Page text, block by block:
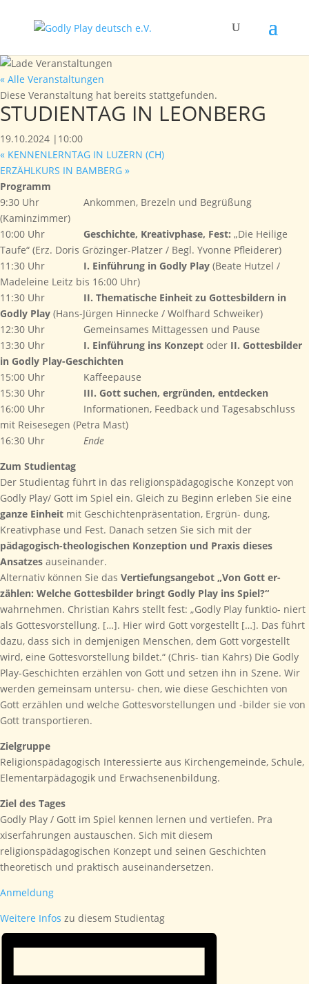
« Alle Veranstaltungen
Diese Veranstaltung hat bereits stattgefunden.
STUDIENTAG IN LEONBERG
19.10.2024 |10:00
« KENNENLERNTAG IN LUZERN (CH)
ERZÄHLKURS IN BAMBERG »
Programm
9:30 Uhr Ankommen, Brezeln und Begrüßung
(Kaminzimmer)
10:00 Uhr Geschichte, Kreativphase, Fest: „Die Heilige
Taufe“ (Erz. Doris Grözinger-Platzer / Begl. Yvonne Pfleiderer)
11:30 Uhr I. Einführung in Godly Play (Beate Hutzel /
Madeleine Leitz bis 16:00 Uhr)
11:30 Uhr II. Thematische Einheit zu Gottesbildern in
Godly Play (Hans-Jürgen Hinnecke / Wolfhard Schweiker)
12:30 Uhr Gemeinsames Mittagessen und Pause
13:30 Uhr I. Einführung ins Konzept oder II. Gottesbilder
in Godly Play-Geschichten
15:00 Uhr Kaffeepause
15:30 Uhr III. Gott suchen, ergründen, entdecken
16:00 Uhr Informationen, Feedback und Tagesabschluss
mit Reisesegen (Petra Mast)
16:30 Uhr Ende
Zum Studientag
Der Studientag führt in das religionspädagogische Konzept von
Godly Play/ Gott im Spiel ein. Gleich zu Beginn erleben Sie eine
ganze Einheit mit Geschichtenpräsentation, Ergrün- dung,
Kreativphase und Fest. Danach setzen Sie sich mit der
pädagogisch-theologischen Konzeption und Praxis dieses
Ansatzes auseinander.
Alternativ können Sie das Vertiefungsangebot „Von Gott er-
zählen: Welche Gottesbilder bringt Godly Play ins Spiel?“
wahrnehmen. Christian Kahrs stellt fest: „Godly Play funktio- niert
als Gottesvorstellung. […]. Hier wird Gott vorgestellt […]. Das führt
dazu, dass sich in demjenigen Menschen, dem Gott vorgestellt
wird, eine Gottesvorstellung bildet.“ (Chris- tian Kahrs) Die Godly
Play-Geschichten erzählen von Gott und setzen ihn in Szene. Wir
werden gemeinsam untersu- chen, wie diese Geschichten von
Gott erzählen und welche Gottesvorstellungen und -bilder sie von
Gott transportieren.
Zielgruppe
Religionspädagogisch Interessierte aus Kirchengemeinde, Schule,
Elementarpädagogik und Erwachsenenbildung.
Ziel des Tages
Godly Play / Gott im Spiel kennen lernen und vertiefen. Pra
xiserfahrungen austauschen. Sich mit diesem
religionspädagogischen Konzept und seinen Geschichten
theoretisch und praktisch auseinandersetzen.
Anmeldung
Weitere Infos zu diesem Studientag